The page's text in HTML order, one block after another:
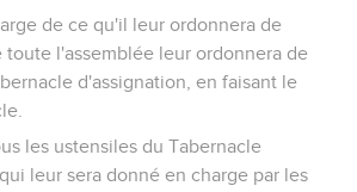
de ce qu'il leur ordonnera de
toute l'assemblée leur ordonnera de
d'assignation, en faisant le
les ustensiles du Tabernacle
leur sera donné en charge par les